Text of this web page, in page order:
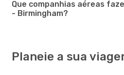
Que companhias aéreas
- Birmingham?
Planeie a sua